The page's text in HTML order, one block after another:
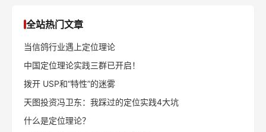
全站热门文章
当信鸽行业遇上定位理论
中国定位理论实践三群已开启！
拨开 USP和“特性”的迷雾
天图投资冯卫东：我踩过的定位实践4大坑
什么是定位理论？